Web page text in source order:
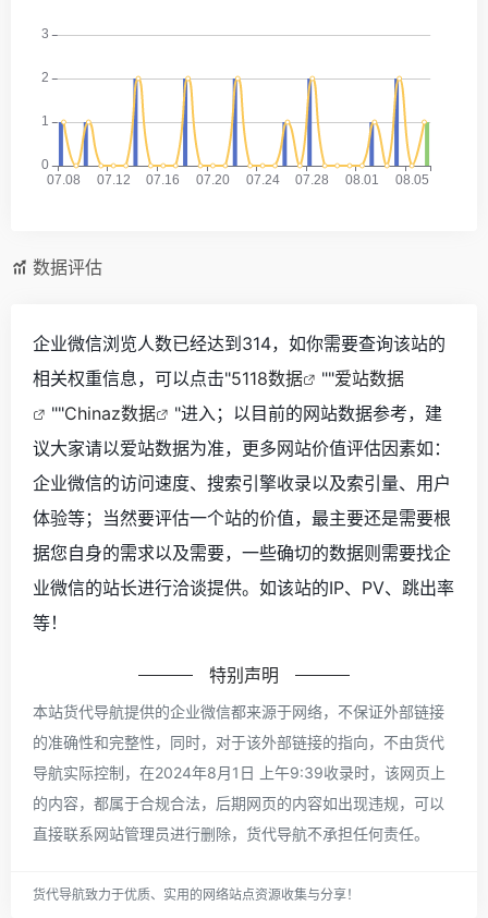
数据评估
企业微信浏览人数已经达到314，如你需要查询该站的
相关权重信息，可以点击"5118数据 ""爱站数据
""Chinaz数据
"进入；以目前的网站数据参考，建
议大家请以爱站数据为准，更多网站价值评估因素如：
企业微信的访问速度、搜索引擎收录以及索引量、用户
体验等；当然要评估一个站的价值，最主要还是需要根
据您自身的需求以及需要，一些确切的数据则需要找企
业微信的站长进行洽谈提供。如该站的IP、PV、跳出率
等！
特别声明
本站货代导航提供的企业微信都来源于网络，不保证外部链接
的准确性和完整性，同时，对于该外部链接的指向，不由货代
导航实际控制，在2024年8月1日 上午9:39收录时，该网页上
的内容，都属于合规合法，后期网页的内容如出现违规，可以
直接联系网站管理员进行删除，货代导航不承担任何责任。
货代导航致力于优质、实用的网络站点资源收集与分享！